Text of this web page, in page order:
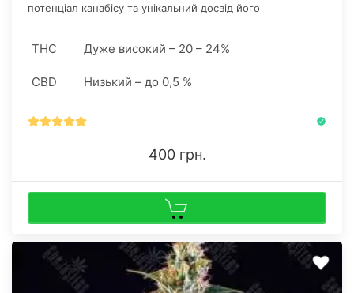
потенціал канабісу та унікальний досвід його
THC Дуже високий – 20 – 24%
CBD Низький – до 0,5 %
400 грн.